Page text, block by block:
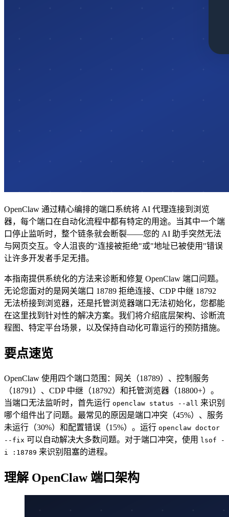
OpenClaw 通过精心编排的端口系统将 AI 代理连接到浏览
器，每个端口在自动化流程中都有特定的用途。当其中一个端
口停止监听时，整个链条就会断裂——您的 AI 助手突然无法
与网页交互。令人沮丧的"连接被拒绝"或"地址已被使用"错误
让许多开发者手足无措。
本指南提供系统化的方法来诊断和修复 OpenClaw 端口问题。
无论您面对的是网关端口 18789 拒绝连接、CDP 中继 18792
无法桥接到浏览器，还是托管浏览器端口无法初始化，您都能
在这里找到针对性的解决方案。我们将介绍底层架构、诊断流
程图、特定平台场景，以及保持自动化可靠运行的预防措施。
要点速览
OpenClaw 使用四个端口范围：网关（18789）、控制服务
（18791）、CDP 中继（18792）和托管浏览器（18800+）。
当端口无法监听时，首先运行 openclaw status --all 来识别
哪个组件出了问题。最常见的原因是端口冲突（45%）、服务
未运行（30%）和配置错误（15%）。运行 openclaw doctor
--fix 可以自动解决大多数问题。对于端口冲突，使用 lsof -
i :18789 来识别阻塞的进程。
理解 OpenClaw 端口架构